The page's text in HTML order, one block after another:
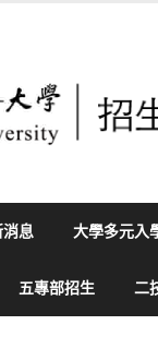
息 大學多元入
五專部招生 二